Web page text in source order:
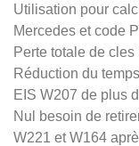
Utilisation pour
Mercedes et code
Perte totale de
Réduction du
EIS W207 de plus
Nul besoin de
W221 et W164